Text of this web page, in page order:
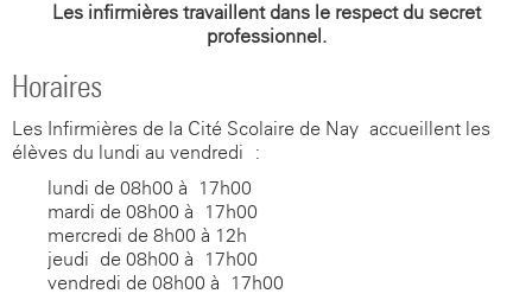
Les infirmières travaillent dans le respect du secret
professionnel.
Horaires
Les Infirmières de la Cité Scolaire de Nay accueillent les
élèves du lundi au vendredi :
lundi de 08h00 à 17h00
mardi de 08h00 à 17h00
mercredi de 8h00 à 12h
jeudi de 08h00 à 17h00
vendredi de 08h00 à 17h00